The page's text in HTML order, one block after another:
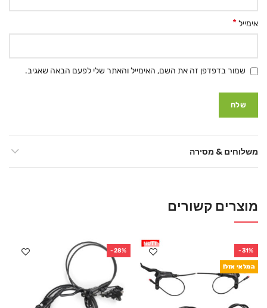
אימייל*
שמור בדפדפן זה את השם, האימייל והאתר שלי לפעם הבאה שאגיב.
משלוחים & מסירה
מוצרים קשורים
-31%
המלאי אזל!
-28%